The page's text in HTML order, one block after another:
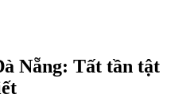
Nẵng: Tất tần tật